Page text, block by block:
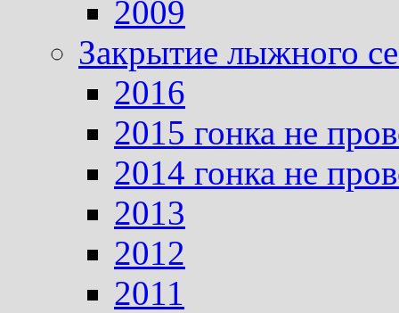
2009
Закрытие лыжного
2016
2015 гонка не
2014 гонка не
2013
2012
2011